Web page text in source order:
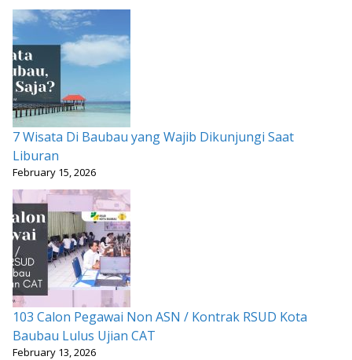
7 Wisata Di Baubau yang Wajib Dikunjungi Saat
Liburan
February 15, 2026
103 Calon Pegawai Non ASN / Kontrak RSUD Kota
Baubau Lulus Ujian CAT
February 13, 2026